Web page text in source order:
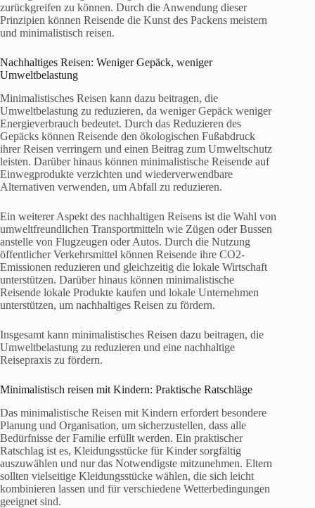
zurückgreifen zu können. Durch die Anwendung dieser
Prinzipien können Reisende die Kunst des Packens meistern
und minimalistisch reisen.
Nachhaltiges Reisen: Weniger Gepäck, weniger
Umweltbelastung
Minimalistisches Reisen kann dazu beitragen, die
Umweltbelastung zu reduzieren, da weniger Gepäck weniger
Energieverbrauch bedeutet. Durch das Reduzieren des
Gepäcks können Reisende den ökologischen Fußabdruck
ihrer Reisen verringern und einen Beitrag zum Umweltschutz
leisten. Darüber hinaus können minimalistische Reisende auf
Einwegprodukte verzichten und wiederverwendbare
Alternativen verwenden, um Abfall zu reduzieren.
Ein weiterer Aspekt des nachhaltigen Reisens ist die Wahl von
umweltfreundlichen Transportmitteln wie Zügen oder Bussen
anstelle von Flugzeugen oder Autos. Durch die Nutzung
öffentlicher Verkehrsmittel können Reisende ihre CO2-
Emissionen reduzieren und gleichzeitig die lokale Wirtschaft
unterstützen. Darüber hinaus können minimalistische
Reisende lokale Produkte kaufen und lokale Unternehmen
unterstützen, um nachhaltiges Reisen zu fördern.
Insgesamt kann minimalistisches Reisen dazu beitragen, die
Umweltbelastung zu reduzieren und eine nachhaltige
Reisepraxis zu fördern.
Minimalistisch reisen mit Kindern: Praktische Ratschläge
Das minimalistische Reisen mit Kindern erfordert besondere
Planung und Organisation, um sicherzustellen, dass alle
Bedürfnisse der Familie erfüllt werden. Ein praktischer
Ratschlag ist es, Kleidungsstücke für Kinder sorgfältig
auszuwählen und nur das Notwendigste mitzunehmen. Eltern
sollten vielseitige Kleidungsstücke wählen, die sich leicht
kombinieren lassen und für verschiedene Wetterbedingungen
geeignet sind.